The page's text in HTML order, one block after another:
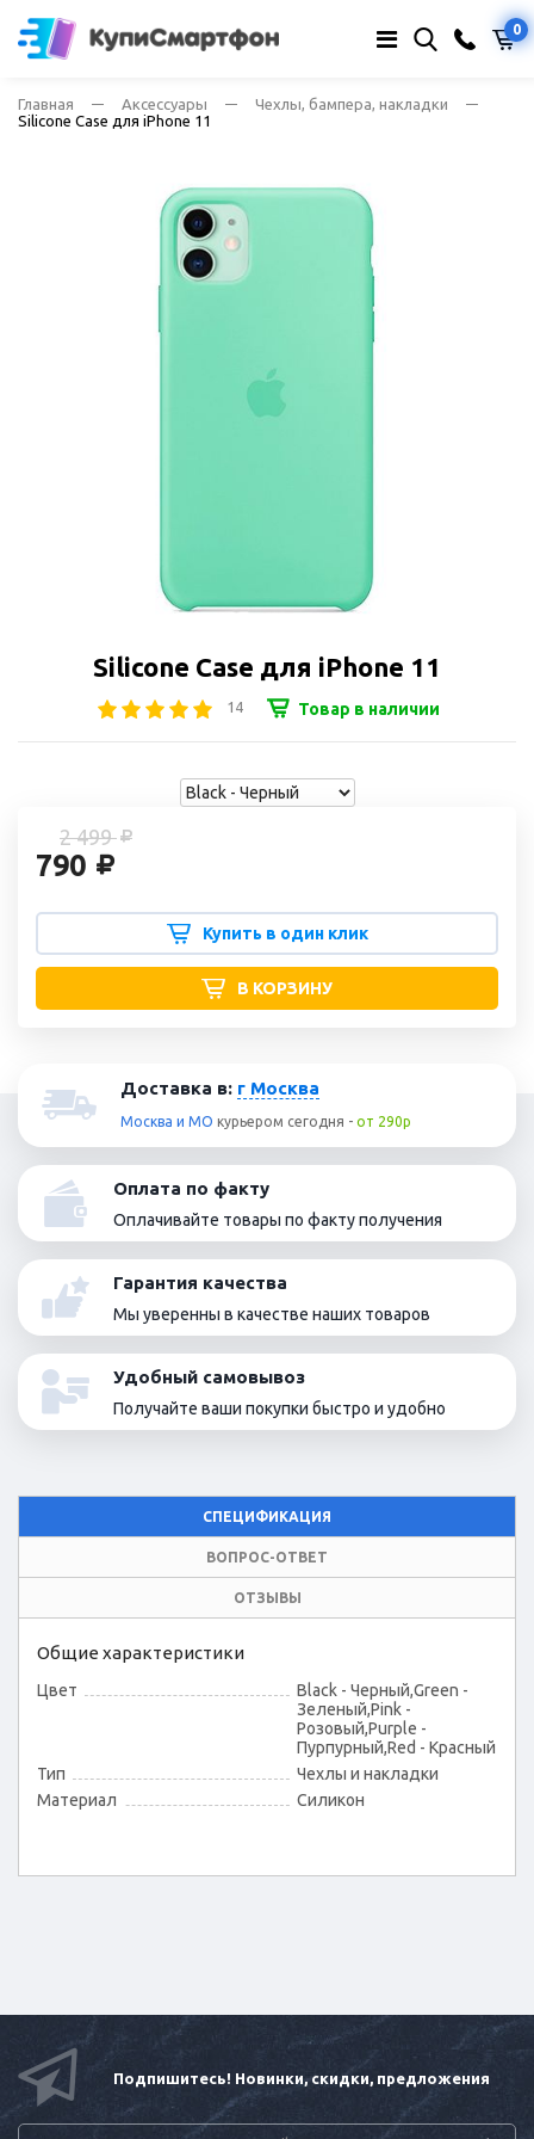
0
Главная Аксессуары
Чехлы, бампера, накладки
Silicone Case для iPhone 11
Silicone Case для iPhone 11
14 Товар в наличии
2 499
790
Купить в один клик
В КОРЗИНУ
Доставка в: г Москва
Москва и МО курьером сегодня - от 290р
Оплата по факту
Оплачивайте товары по факту получения
Гарантия качества
Мы уверенны в качестве наших товаров
Удобный самовывоз
Получайте ваши покупки быстро и удобно
СПЕЦИФИКАЦИЯ
ВОПРОС-ОТВЕТ
ОТЗЫВЫ
Общие характеристики
Цвет
Black - Черный,Green -
Зеленый,Pink -
Розовый,Purple -
Пурпурный,Red - Красный
Тип
Чехлы и накладки
Материал
Силикон
Подпишитесь! Новинки, скидки, предложения